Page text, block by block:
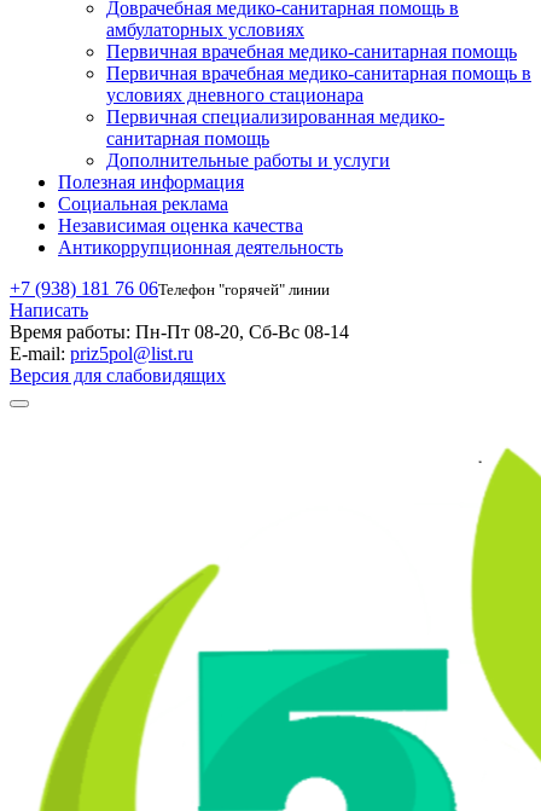
Доврачебная медико-санитарная помощь в
амбулаторных условиях
Первичная врачебная медико-санитарная помощь
Первичная врачебная медико-санитарная помощь в
условиях дневного стационара
Первичная специализированная медико-
санитарная помощь
Дополнительные работы и услуги
Полезная информация
Социальная реклама
Независимая оценка качества
Антикоррупционная деятельность
+7 (938) 181 76 06Телефон "горячей" линии
Написать
Время работы: Пн-Пт 08-20, Сб-Вс 08-14
E-mail: priz5pol@list.ru
Версия для слабовидящих